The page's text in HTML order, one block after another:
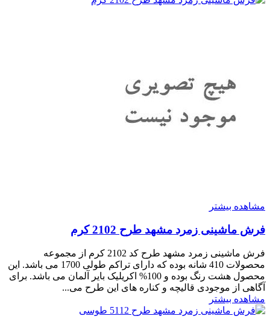
مشاهده بیشتر
فرش ماشینی زمرد مشهد طرح 2102 کرم
فرش ماشینی زمرد مشهد طرح کد 2102 کرم از مجموعه
محصولات 410 شانه بوده که دارای تراکم طولی 1700 می باشد. این
محصول هشت رنگ بوده و 100% اکریلیک بایر آلمان می باشد. برای
آگاهی از موجودی قالیچه و کناره های این طرح می...
مشاهده بیشتر